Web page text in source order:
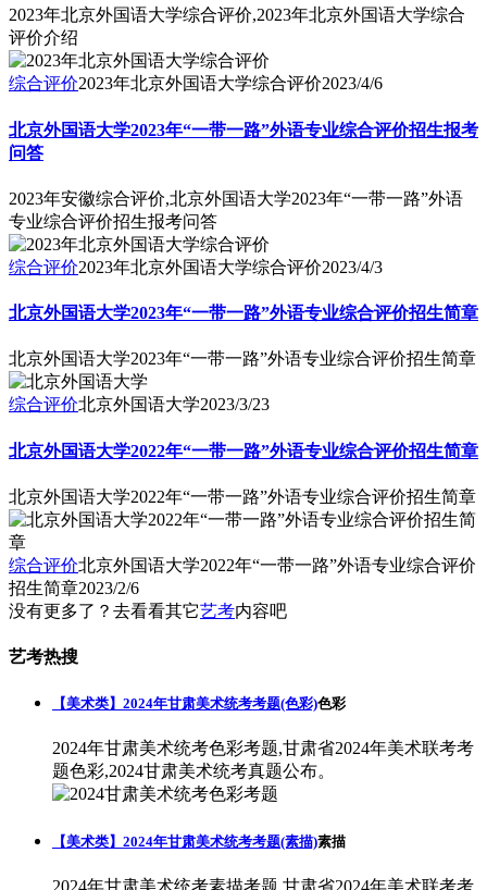
2023年北京外国语大学综合评价,2023年北京外国语大学综合
评价介绍
综合评价2023年北京外国语大学综合评价2023/4/6
北京外国语大学2023年“一带一路”外语专业综合评价招生报考
问答
2023年安徽综合评价,北京外国语大学2023年“一带一路”外语
专业综合评价招生报考问答
综合评价2023年北京外国语大学综合评价2023/4/3
北京外国语大学2023年“一带一路”外语专业综合评价招生简章
北京外国语大学2023年“一带一路”外语专业综合评价招生简章
综合评价北京外国语大学2023/3/23
北京外国语大学2022年“一带一路”外语专业综合评价招生简章
北京外国语大学2022年“一带一路”外语专业综合评价招生简章
综合评价北京外国语大学2022年“一带一路”外语专业综合评价
招生简章2023/2/6
没有更多了？去看看其它艺考内容吧
艺考热搜
【美术类】2024年甘肃美术统考考题(色彩)色彩
2024年甘肃美术统考色彩考题,甘肃省2024年美术联考考
题色彩,2024甘肃美术统考真题公布。
【美术类】2024年甘肃美术统考考题(素描)素描
2024年甘肃美术统考素描考题,甘肃省2024年美术联考考